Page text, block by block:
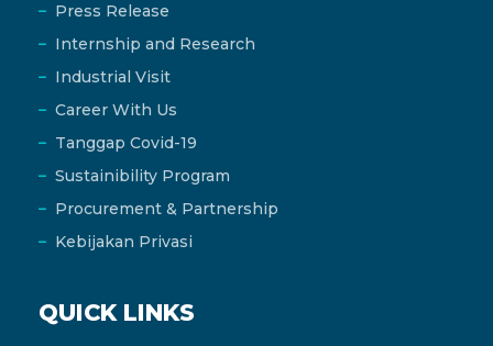
Press Release
Internship and Research
Industrial Visit
Career With Us
Tanggap Covid-19
Sustainibility Program
Procurement & Partnership
Kebijakan Privasi
QUICK LINKS